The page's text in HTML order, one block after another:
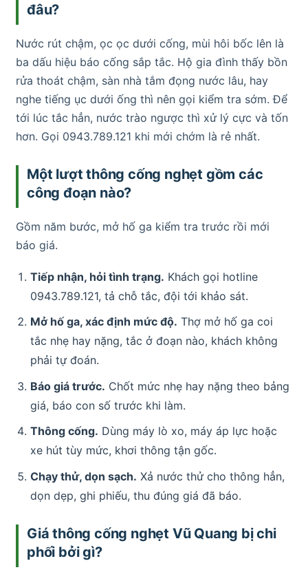
đâu?
Nước rút chậm, ọc ọc dưới cống, mùi hôi bốc lên là
ba dấu hiệu báo cống sắp tắc. Hộ gia đình thấy bồn
rửa thoát chậm, sàn nhà tắm đọng nước lâu, hay
nghe tiếng ục dưới ống thì nên gọi kiểm tra sớm. Để
tới lúc tắc hẳn, nước trào ngược thì xử lý cực và tốn
hơn. Gọi 0943.789.121 khi mới chớm là rẻ nhất.
Một lượt thông cống nghẹt gồm các
công đoạn nào?
Gồm năm bước, mở hố ga kiểm tra trước rồi mới
báo giá.
Tiếp nhận, hỏi tình trạng. Khách gọi hotline
0943.789.121, tả chỗ tắc, đội tới khảo sát.
Mở hố ga, xác định mức độ. Thợ mở hố ga coi
tắc nhẹ hay nặng, tắc ở đoạn nào, khách không
phải tự đoán.
Báo giá trước. Chốt mức nhẹ hay nặng theo bảng
giá, báo con số trước khi làm.
Thông cống. Dùng máy lò xo, máy áp lực hoặc
xe hút tùy mức, khơi thông tận gốc.
Chạy thử, dọn sạch. Xả nước thử cho thông hẳn,
dọn dẹp, ghi phiếu, thu đúng giá đã báo.
Giá thông cống nghẹt Vũ Quang bị chi
phối bởi gì?